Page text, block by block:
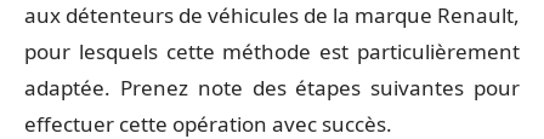
aux détenteurs de véhicules de la marque Renault,
pour lesquels cette méthode est particulièrement
adaptée. Prenez note des étapes suivantes pour
effectuer cette opération avec succès.